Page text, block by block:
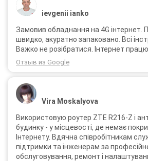
ievgenii ianko
Замовив обладнання на 4G інтернет.
швидко, акуратно запаковано. Всі
Важко не розібратися. Інтернет
Отзыв из Google
Vira Moskalyova
Використовую роутер ZTE R216-Z і
будинку - у місцевості, де немає
Інтернету. Вдячна співробітникам
підтримки та інженерам за професійне і швидке
обслуговування, ремонт і